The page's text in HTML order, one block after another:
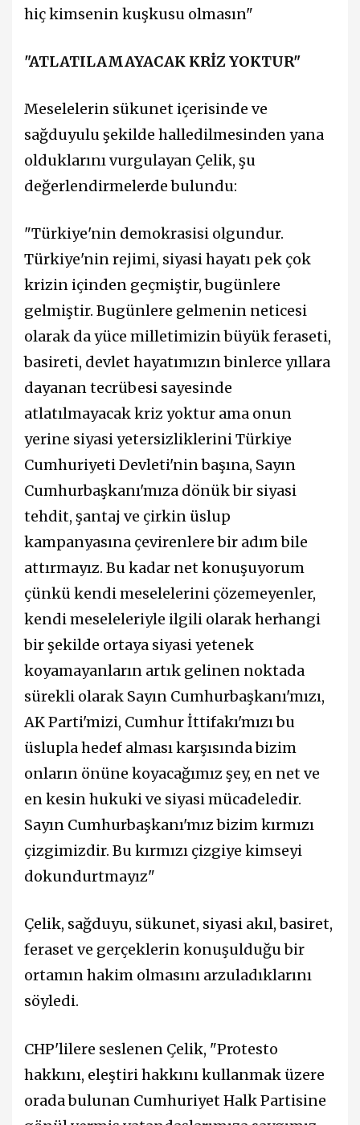
hiç kimsenin kuşkusu olmasın"
"ATLATILAMAYACAK KRİZ YOKTUR"
Meselelerin sükunet içerisinde ve
sağduyulu şekilde halledilmesinden yana
olduklarını vurgulayan Çelik, şu
değerlendirmelerde bulundu:
"Türkiye'nin demokrasisi olgundur.
Türkiye'nin rejimi, siyasi hayatı pek çok
krizin içinden geçmiştir, bugünlere
gelmiştir. Bugünlere gelmenin neticesi
olarak da yüce milletimizin büyük feraseti,
basireti, devlet hayatımızın binlerce yıllara
dayanan tecrübesi sayesinde
atlatılmayacak kriz yoktur ama onun
yerine siyasi yetersizliklerini Türkiye
Cumhuriyeti Devleti'nin başına, Sayın
Cumhurbaşkanı'mıza dönük bir siyasi
tehdit, şantaj ve çirkin üslup
kampanyasına çevirenlere bir adım bile
attırmayız. Bu kadar net konuşuyorum
çünkü kendi meselelerini çözemeyenler,
kendi meseleleriyle ilgili olarak herhangi
bir şekilde ortaya siyasi yetenek
koyamayanların artık gelinen noktada
sürekli olarak Sayın Cumhurbaşkanı'mızı,
AK Parti'mizi, Cumhur İttifakı'mızı bu
üslupla hedef alması karşısında bizim
onların önüne koyacağımız şey, en net ve
en kesin hukuki ve siyasi mücadeledir.
Sayın Cumhurbaşkanı'mız bizim kırmızı
çizgimizdir. Bu kırmızı çizgiye kimseyi
dokundurtmayız"
Çelik, sağduyu, sükunet, siyasi akıl, basiret,
feraset ve gerçeklerin konuşulduğu bir
ortamın hakim olmasını arzuladıklarını
söyledi.
CHP'lilere seslenen Çelik, "Protesto
hakkını, eleştiri hakkını kullanmak üzere
orada bulunan Cumhuriyet Halk Partisine